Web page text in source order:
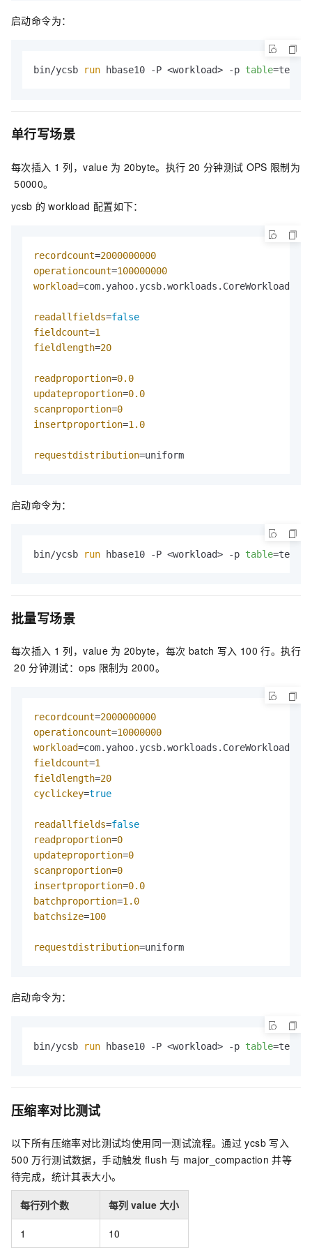
启动命令为：
bin/ycsb run hbase10 -P <workload> -p table=test
单行写场景
每次插入 1 列，value 为 20byte。执行 20 分钟测试 OPS 限制为
50000。
ycsb 的 workload 配置如下：
recordcount=2000000000
operationcount=100000000
workload=com.yahoo.ycsb.workloads.CoreWorkload
readallfields=false
fieldcount=1
fieldlength=20
readproportion=0.0
updateproportion=0.0
scanproportion=0
insertproportion=1.0
requestdistribution=uniform
启动命令为：
bin/ycsb run hbase10 -P <workload> -p table
批量写场景
每次插入 1 列，value 为 20byte，每次 batch 写入 100 行。执行
20 分钟测试：ops 限制为 2000。
recordcount=2000000000
operationcount=10000000
workload
fieldcount=1
fieldlength=20
cyclickey=true
readallfields=false
readproportion=0
updateproportion=0
scanproportion=0
insertproportion=0.0
batchproportion=1.0
batchsize=100
requestdistribution=uniform
启动命令为：
bin/ycsb run hbase10 -P <workload> -p table
压缩率对比测试
以下所有压缩率对比测试均使用同一测试流程。通过 ycsb 写入
500 万行测试数据，手动触发 flush 与 major_compaction 并等
待完成，统计其表大小。
每行列个数 每列 value 大小
1 10